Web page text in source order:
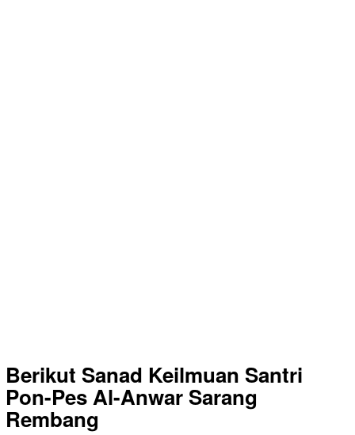
Berikut Sanad Keilmuan Santri
Pon-Pes Al-Anwar Sarang
Rembang